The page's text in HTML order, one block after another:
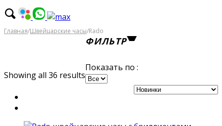
Главная/Швейцарские часы/Rado
Showing all 36 results
Показать по :
ФИЛЬТР